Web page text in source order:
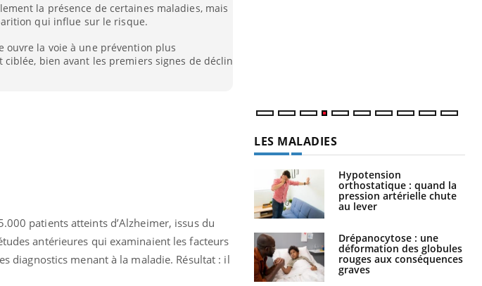
la présence de certaines maladies, mais
qui influe sur le risque.
ouvre la voie à une prévention plus
ciblée, bien avant les premiers signes de déclin
patients atteints d’Alzheimer, issus du
antérieures qui examinaient les facteurs
diagnostics menant à la maladie. Résultat : il
LES MALADIES
Hypotension
orthostatique : quand la
pression artérielle chute
au lever
Drépanocytose : une
déformation des globules
rouges aux conséquences
graves